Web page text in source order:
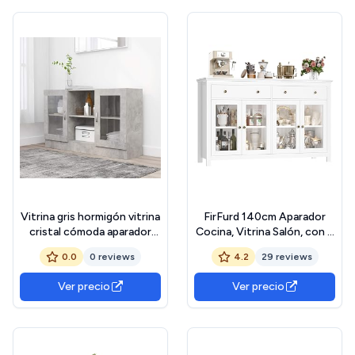
Vitrina gris hormigón vitrina
cristal cómoda aparador
mesa auxiliar armario
multiusos comedor vitrina
armario 120 x 30,5 x 70 cm
madera
0.0 0 reviews
Ver precio
FirFurd 140cm Aparador
Cocina, Vitrina Salón, con 2
Cajones y 4 Puertas de
Cristal, Muebles de Salón,
Aparador Comedor,
Recibidor, con Estantes
Ajustables (Blanco)
4.2 29 reviews
Ver precio